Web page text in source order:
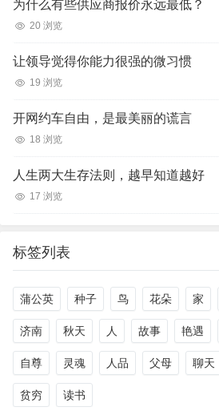
为什么有些供应商报价永远最低？
20 浏览
让领导觉得你能力很强的微习惯
19 浏览
开网约车自由，是最美丽的谎言
18 浏览
人生两大生存法则，越早知道越好
17 浏览
标签列表
蒲公英 种子 鸟 花朵 家
济南 秋天 人 故事 艳遇
自尊 灵魂 人品 父母 聊天
贫穷 读书